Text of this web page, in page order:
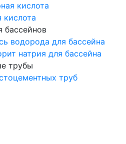
кислота
кислота
бассейнов
водорода для бассейна
натрия для бассейна
трубы
труб